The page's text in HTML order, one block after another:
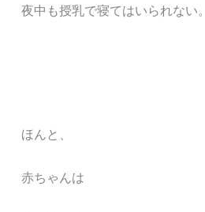
夜中も授乳で寝てはいられない。
ほんと、
赤ちゃんは